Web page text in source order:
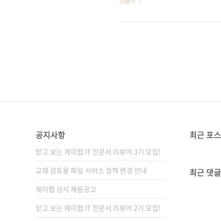
공지사항
믿고 보는 제이펍 IT 전문서 리뷰어 3기 모집!
교재 검토용 파일 서비스 정책 변경 안내
제이펍 상시 채용공고
믿고 보는 제이펍 IT 전문서 리뷰어 2기 모집!
최근 포
최근 댓글